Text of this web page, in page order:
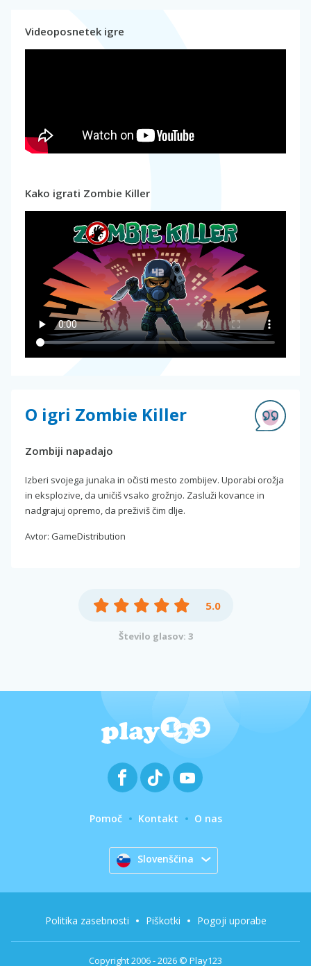
Videoposnetek igre
Kako igrati Zombie Killer
O igri Zombie Killer
Zombiji napadajo
Izberi svojega junaka in očisti mesto zombijev. Uporabi orožja
in eksplozive, da uničiš vsako grožnjo. Zasluži kovance in
nadgrajuj opremo, da preživiš čim dlje.
Avtor: GameDistribution
5.0
Število glasov: 3
Pomoč Kontakt O nas
Slovenščina
Copyright 2006 - 2026 © Play123
Politika zasebnosti Piškotki Pogoji uporabe